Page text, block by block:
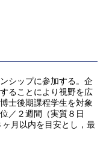
シップに参加する。企
ることにより視野を広
士後期課程学生を対象
／２週間（実質８日
月以内を目安とし，最